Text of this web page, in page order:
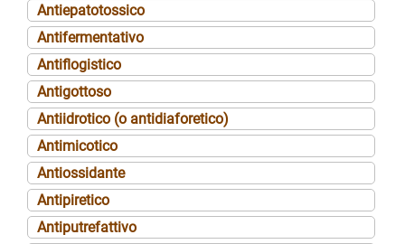
Antiepatotossico
Antifermentativo
Antiflogistico
Antigottoso
Antiidrotico (o antidiaforetico)
Antimicotico
Antiossidante
Antipiretico
Antiputrefattivo